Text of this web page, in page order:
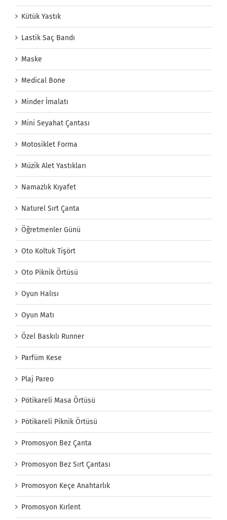
Kütük Yastık
Lastik Saç Bandı
Maske
Medical Bone
Minder İmalatı
Mini Seyahat Çantası
Motosiklet Forma
Müzik Alet Yastıkları
Namazlık Kıyafet
Naturel Sırt Çanta
Öğretmenler Günü
Oto Koltuk Tişört
Oto Piknik Örtüsü
Oyun Halısı
Oyun Matı
Özel Baskılı Runner
Parfüm Kese
Plaj Pareo
Pötikareli Masa Örtüsü
Pötikareli Piknik Örtüsü
Promosyon Bez Çanta
Promosyon Bez Sırt Çantası
Promosyon Keçe Anahtarlık
Promosyon Kırlent